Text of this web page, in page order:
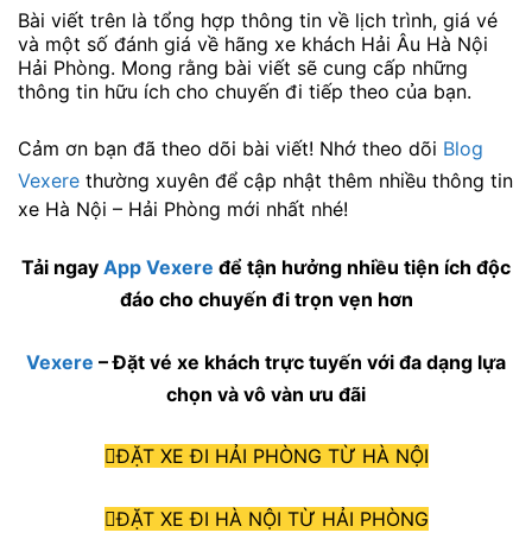
Bài viết trên là tổng hợp thông tin về lịch trình, giá vé
và một số đánh giá về hãng xe khách Hải Âu Hà Nội
Hải Phòng. Mong rằng bài viết sẽ cung cấp những
thông tin hữu ích cho chuyến đi tiếp theo của bạn.
Cảm ơn bạn đã theo dõi bài viết! Nhớ theo dõi Blog
Vexere thường xuyên để cập nhật thêm nhiều thông tin
xe Hà Nội – Hải Phòng mới nhất nhé!
Tải ngay App Vexere để tận hưởng nhiều tiện ích độc
đáo cho chuyến đi trọn vẹn hơn
Vexere – Đặt vé xe khách trực tuyến với đa dạng lựa
chọn và vô vàn ưu đãi
ĐẶT XE ĐI HẢI PHÒNG TỪ HÀ NỘI
ĐẶT XE ĐI HÀ NỘI TỪ HẢI PHÒNG